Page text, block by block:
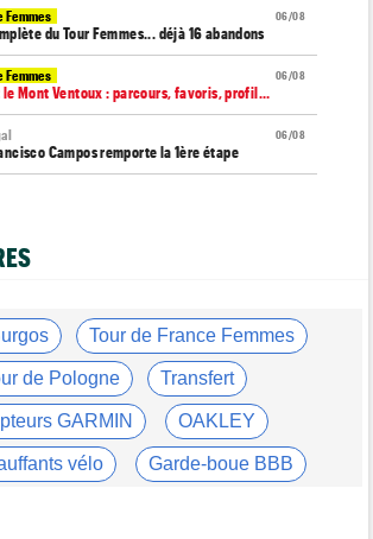
06/08
Femmes
du Tour Femmes... déjà 16 abandons
06/08
Femmes
le Mont Ventoux : parcours, favoris, profil…
06/08
Campos remporte la 1ère étape
06/08
: "La course a été complètement folle"
prolonge avec UAE Team Emirates-XRG jusqu'en
06/08
conserver ce maillot de leader"
Tour de France Femmes
de Pologne Transfert
GARMIN OAKLEY
vélo Garde-boue BBB
ABUS